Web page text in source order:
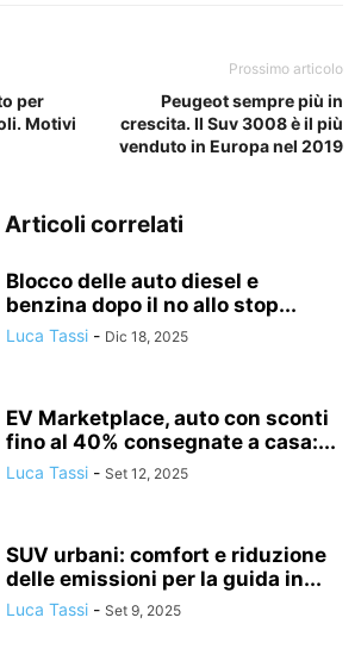
per
Motivi
Prossimo articolo
Peugeot sempre più in
crescita. Il Suv 3008 è il più
venduto in Europa nel 2019
Articoli correlati
Blocco delle auto diesel e
benzina dopo il no allo stop...
Luca Tassi - Dic 18, 2025
EV Marketplace, auto con sconti
fino al 40% consegnate a casa:...
Luca Tassi - Set 12, 2025
SUV urbani: comfort e riduzione
delle emissioni per la guida in...
Luca Tassi - Set 9, 2025